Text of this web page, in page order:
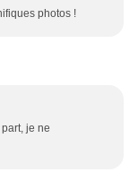
photos !
je ne